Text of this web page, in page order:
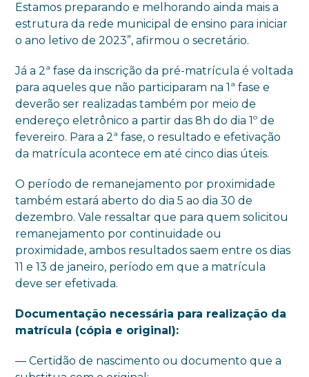
Estamos preparando e melhorando ainda mais a
estrutura da rede municipal de ensino para iniciar
o ano letivo de 2023”, afirmou o secretário.
Já a 2ª fase da inscrição da pré-matrícula é voltada
para aqueles que não participaram na 1ª fase e
deverão ser realizadas também por meio de
endereço eletrônico a partir das 8h do dia 1º de
fevereiro. Para a 2ª fase, o resultado e efetivação
da matrícula acontece em até cinco dias úteis.
O período de remanejamento por proximidade
também estará aberto do dia 5 ao dia 30 de
dezembro. Vale ressaltar que para quem solicitou
remanejamento por continuidade ou
proximidade, ambos resultados saem entre os dias
11 e 13 de janeiro, período em que a matrícula
deve ser efetivada.
Documentação necessária para realização da
matrícula (cópia e original):
— Certidão de nascimento ou documento que a